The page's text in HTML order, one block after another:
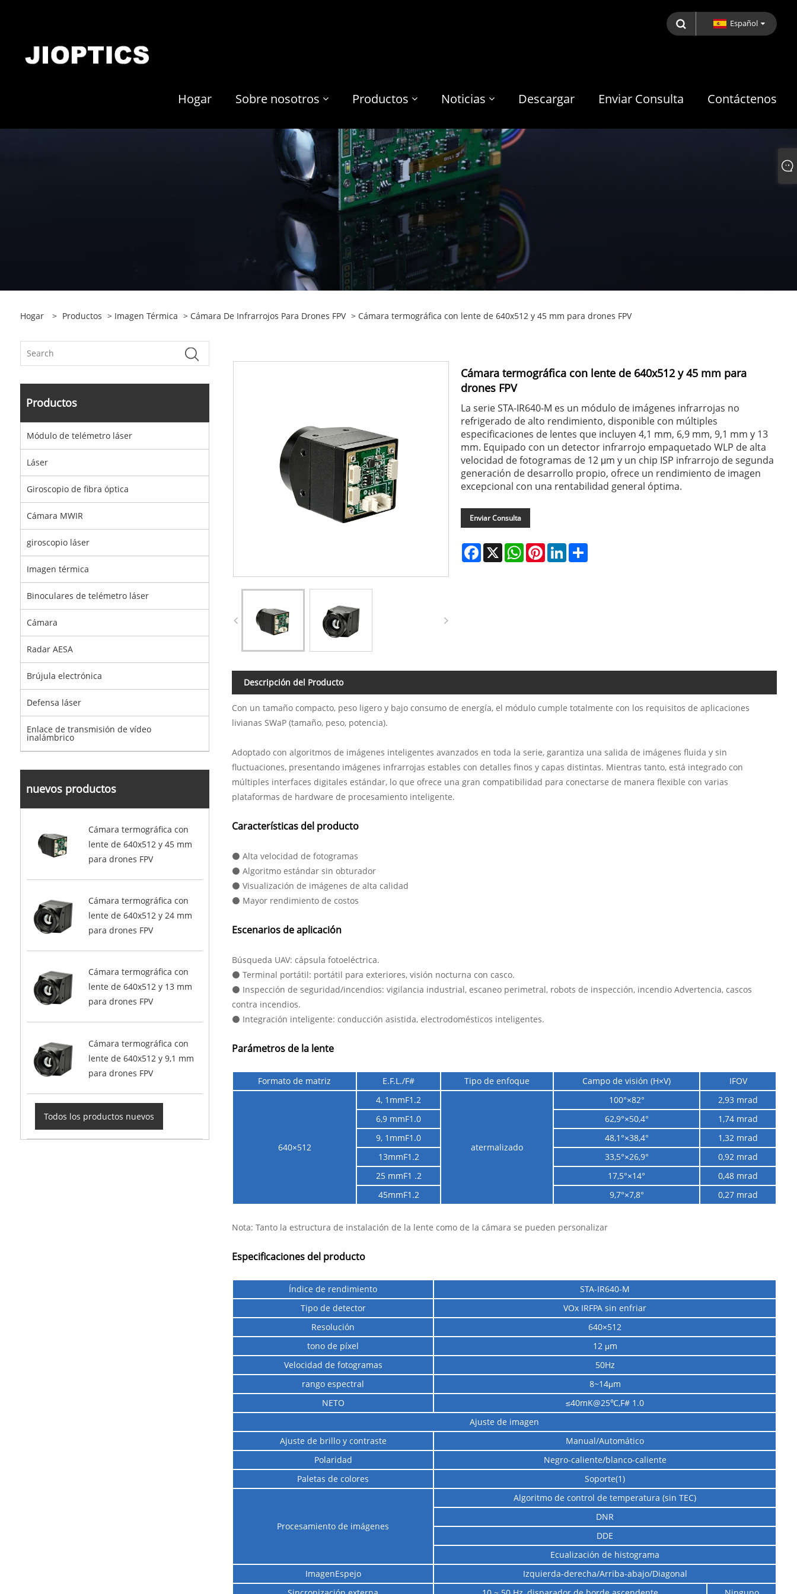
Español
Hogar Sobre nosotros Productos Noticias Descargar Enviar Consulta Contáctenos
Hogar > Productos > Imagen Térmica > Cámara De Infrarrojos Para Drones FPV > Cámara termográfica con lente de 640x512 y 45 mm para drones FPV
Productos
Módulo de telémetro láser
Láser
Giroscopio de fibra óptica
Cámara MWIR
giroscopio láser
Imagen térmica
Binoculares de telémetro láser
Cámara
Radar AESA
Brújula electrónica
Defensa láser
Enlace de transmisión de vídeo
inalámbrico
nuevos productos
Cámara termográfica con
lente de 640x512 y 45 mm
para drones FPV
Cámara termográfica con
lente de 640x512 y 24 mm
para drones FPV
Cámara termográfica con
lente de 640x512 y 13 mm
para drones FPV
Cámara termográfica con
lente de 640x512 y 9,1 mm
para drones FPV
Todos los productos nuevos
Cámara termográfica con lente de 640x512 y 45 mm para
drones FPV
La serie STA-IR640-M es un módulo de imágenes infrarrojas no
refrigerado de alto rendimiento, disponible con múltiples
especificaciones de lentes que incluyen 4,1 mm, 6,9 mm, 9,1 mm y 13
mm. Equipado con un detector infrarrojo empaquetado WLP de alta
velocidad de fotogramas de 12 μm y un chip ISP infrarrojo de segunda
generación de desarrollo propio, ofrece un rendimiento de imagen
excepcional con una rentabilidad general óptima.
Enviar Consulta
Facebook
X WhatsApp
PinterestLinkedIn
Descripción del Producto
Con un tamaño compacto, peso ligero y bajo consumo de energía, el módulo cumple totalmente con los requisitos de aplicaciones
livianas SWaP (tamaño, peso, potencia).
Adoptado con algoritmos de imágenes inteligentes avanzados en toda la serie, garantiza una salida de imágenes fluida y sin
fluctuaciones, presentando imágenes infrarrojas estables con detalles finos y capas distintas. Mientras tanto, está integrado con
múltiples interfaces digitales estándar, lo que ofrece una gran compatibilidad para conectarse de manera flexible con varias
plataformas de hardware de procesamiento inteligente.
Características del producto
⚫ Alta velocidad de fotogramas
⚫ Algoritmo estándar sin obturador
⚫ Visualización de imágenes de alta calidad
⚫ Mayor rendimiento de costos
Escenarios de aplicación
Búsqueda UAV: ​​cápsula fotoeléctrica.
⚫ Terminal portátil: portátil para exteriores, visión nocturna con casco.
⚫ Inspección de seguridad/incendios: vigilancia industrial, escaneo perimetral, robots de inspección, incendio Advertencia, cascos
contra incendios.
⚫ Integración inteligente: conducción asistida, electrodomésticos inteligentes.
Parámetros de la lente
Formato de matriz E.F.L./F# Tipo de enfoque Campo de visión (H×V) IFOV
640×512
4, 1mmF1.2
atermalizado
100°×82°
2,93 mrad
6,9 mmF1.0
62,9°×50,4°
1,74 mrad
9, 1mmF1.0
48,1°×38,4°
1,32 mrad
13mmF1.2
33,5°×26,9°
0,92 mrad
25 mmF1 .2
17,5°×14°
0,48 mrad
45mmF1.2
9,7°×7,8° 0,27 mrad
Nota: Tanto la estructura de instalación de la lente como de la cámara se pueden personalizar
Especificaciones del producto
Índice de rendimiento
STA-IR640-M
Tipo de detector
VOx IRFPA sin enfriar
Resolución
640×512
tono de píxel
12 μm
Velocidad de fotogramas
50Hz
rango espectral
8~14μm
NETO
≤40mK@25℃,F# 1.0
Ajuste de imagen
Ajuste de brillo y contraste
Manual/Automático
Polaridad
Negro-caliente/blanco-caliente
Paletas de colores
Soporte(1)
Procesamiento de imágenes
Algoritmo de control de temperatura (sin TEC)
DNR
DDE
Ecualización de histograma
ImagenEspejo
Izquierda-derecha/Arriba-abajo/Diagonal